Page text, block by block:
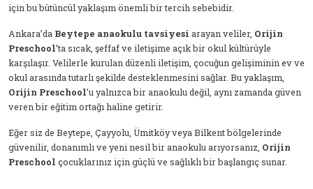
için bu bütüncül yaklaşım önemli bir tercih sebebidir.
Ankara’da Beytepe anaokulu tavsiyesi arayan veliler, Orijin
Preschool’ta sıcak, şeffaf ve iletişime açık bir okul kültürüyle
karşılaşır. Velilerle kurulan düzenli iletişim, çocuğun gelişiminin ev ve
okul arasında tutarlı şekilde desteklenmesini sağlar. Bu yaklaşım,
Orijin Preschool’u yalnızca bir anaokulu değil, aynı zamanda güven
veren bir eğitim ortağı haline getirir.
Eğer siz de Beytepe, Çayyolu, Ümitköy veya Bilkent bölgelerinde
güvenilir, donanımlı ve yeni nesil bir anaokulu arıyorsanız, Orijin
Preschool çocuklarınız için güçlü ve sağlıklı bir başlangıç sunar.